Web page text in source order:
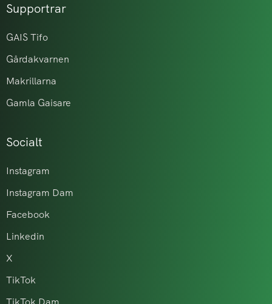
Supportrar
GAIS Tifo
Gårdakvarnen
Makrillarna
Gamla Gaisare
Socialt
Instagram
Instagram Dam
Facebook
Linkedin
X
TikTok